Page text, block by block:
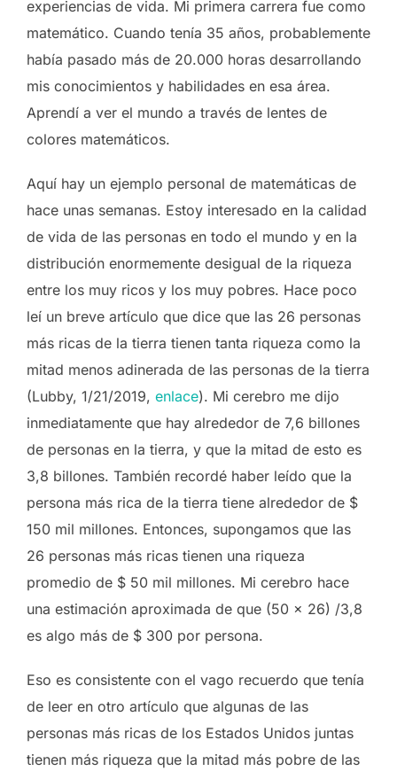
experiencias de vida. Mi primera carrera fue como
matemático. Cuando tenía 35 años, probablemente
había pasado más de 20.000 horas desarrollando
mis conocimientos y habilidades en esa área.
Aprendí a ver el mundo a través de lentes de
colores matemáticos.
Aquí hay un ejemplo personal de matemáticas de
hace unas semanas. Estoy interesado en la calidad
de vida de las personas en todo el mundo y en la
distribución enormemente desigual de la riqueza
entre los muy ricos y los muy pobres. Hace poco
leí un breve artículo que dice que las 26 personas
más ricas de la tierra tienen tanta riqueza como la
mitad menos adinerada de las personas de la tierra
(Lubby, 1/21/2019, enlace). Mi cerebro me dijo
inmediatamente que hay alrededor de 7,6 billones
de personas en la tierra, y que la mitad de esto es
3,8 billones. También recordé haber leído que la
persona más rica de la tierra tiene alrededor de $
150 mil millones. Entonces, supongamos que las
26 personas más ricas tienen una riqueza
promedio de $ 50 mil millones. Mi cerebro hace
una estimación aproximada de que (50 x 26) /3,8
es algo más de $ 300 por persona.
Eso es consistente con el vago recuerdo que tenía
de leer en otro artículo que algunas de las
personas más ricas de los Estados Unidos juntas
tienen más riqueza que la mitad más pobre de las